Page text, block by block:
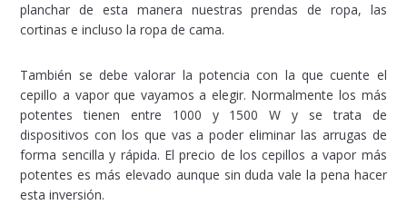
planchar de esta manera nuestras prendas de ropa, las
cortinas e incluso la ropa de cama.
También se debe valorar la potencia con la que cuente el
cepillo a vapor que vayamos a elegir. Normalmente los más
potentes tienen entre 1000 y 1500 W y se trata de
dispositivos con los que vas a poder eliminar las arrugas de
forma sencilla y rápida. El precio de los cepillos a vapor más
potentes es más elevado aunque sin duda vale la pena hacer
esta inversión.